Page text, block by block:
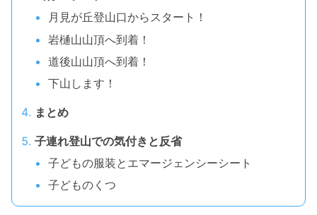
月見が丘登山口からスタート！
岩樋山山頂へ到着！
道後山山頂へ到着！
下山します！
まとめ
子連れ登山での気付きと反省
子どもの服装とエマージェンシーシート
子どものくつ